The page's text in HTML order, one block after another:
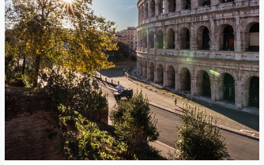
略：
让
你
的
留
学
想
更
进